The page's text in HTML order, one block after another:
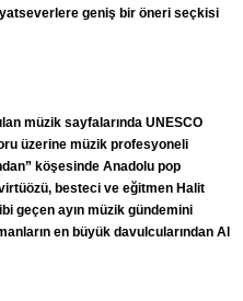
geniş bir öneri seçkisi
müzik sayfalarında UNESCO
üzerine müzik profesyoneli
köşesinde Anadolu pop
besteci ve eğitmen Halit
geçen ayın müzik gündemini
en büyük davulcularından Al